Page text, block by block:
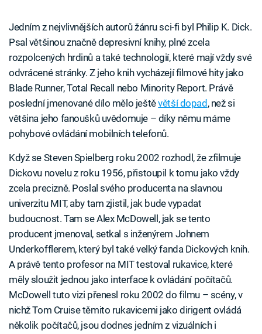
Jedním z nejvlivnějších autorů žánru sci-fi byl Philip K. Dick.
Psal většinou značně depresivní knihy, plné zcela
rozpolcených hrdinů a také technologií, které mají vždy své
odvrácené stránky. Z jeho knih vycházejí filmové hity jako
Blade Runner, Total Recall nebo Minority Report. Právě
poslední jmenované dílo mělo ještěvětší dopad , než si
většina jeho fanoušků uvědomuje – díky němu máme
pohybové ovládání mobilních telefonů.
Když se Steven Spielberg roku 2002 rozhodl, že zfilmuje
Dickovu novelu z roku 1956, přistoupil k tomu jako vždy
zcela precizně. Poslal svého producenta na slavnou
univerzitu MIT, aby tam zjistil, jak bude vypadat
budoucnost. Tam se Alex McDowell, jak se tento
producent jmenoval, setkal s inženýrem Johnem
Underkofflerem, který byl také velký fanda Dickových knih.
A právě tento profesor na MIT testoval rukavice, které
měly sloužit jednou jako interface k ovládání počítačů.
McDowell tuto vizi přenesl roku 2002 do filmu – scény, v
nichž Tom Cruise těmito rukavicemi jako dirigent ovládá
několik počítačů, jsou dodnes jedním z vizuálních i